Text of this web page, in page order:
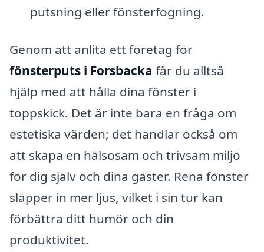
putsning eller fönsterfogning.
Genom att anlita ett företag för
fönsterputs i Forsbacka får du alltså
hjälp med att hålla dina fönster i
toppskick. Det är inte bara en fråga om
estetiska värden; det handlar också om
att skapa en hälsosam och trivsam miljö
för dig själv och dina gäster. Rena fönster
släpper in mer ljus, vilket i sin tur kan
förbättra ditt humör och din
produktivitet.